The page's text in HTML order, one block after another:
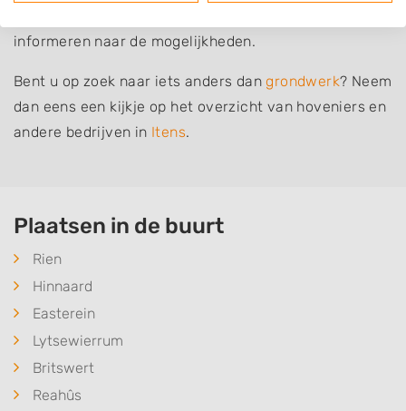
informeren naar de mogelijkheden.
Bent u op zoek naar iets anders dangrondwerk? Neem
dan eens een kijkje op het overzicht van hoveniers en
andere bedrijven in Itens.
Plaatsen in de buurt
Rien
Hinnaard
Easterein
Lytsewierrum
Britswert
Reahûs